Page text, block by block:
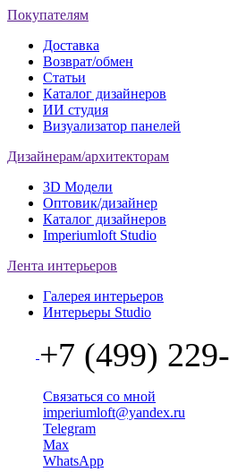
Покупателям
Доставка
Возврат/обмен
Статьи
Каталог дизайнеров
ИИ студия
Визуализатор панелей
Дизайнерам/архитекторам
3D Модели
Оптовик/дизайнер
Каталог дизайнеров
Imperiumloft Studio
Лента интерьеров
Галерея интерьеров
Интерьеры Studio
+7 (499)
Связаться со мной
imperiumloft@yandex.ru
Telegram
Max
WhatsApp